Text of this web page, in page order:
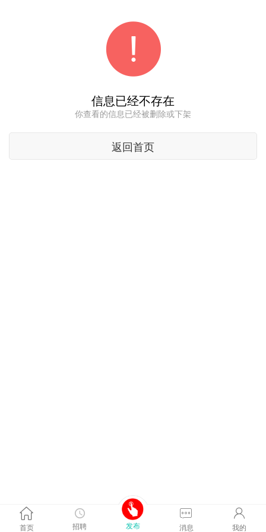
信息已经不存在
你查看的信息已经被删除或下架
返回首页
首页 招聘 发布 消息 我的